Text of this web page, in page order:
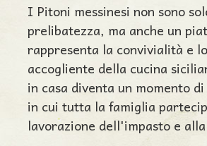
I Pitoni messinesi non sono
prelibatezza, ma anche un
rappresenta la convivialità e
accogliente della cucina
in casa diventa un momento
in cui tutta la famiglia
lavorazione dell'impasto e